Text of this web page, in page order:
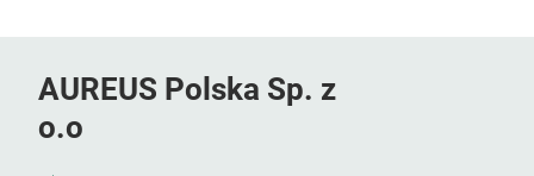
AUREUS Polska Sp. z
o.o